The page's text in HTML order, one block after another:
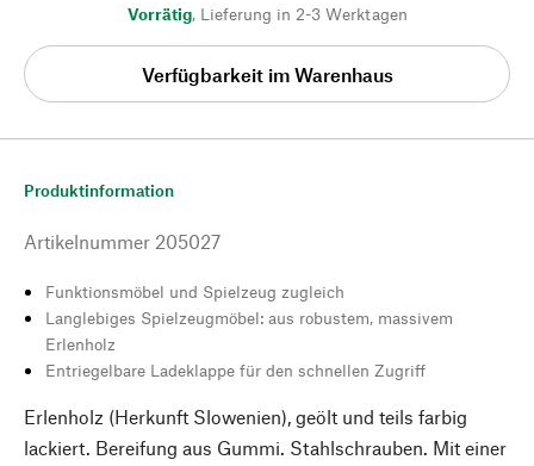
Vorrätig, Lieferung in 2-3 Werktagen
Verfügbarkeit im Warenhaus
Produktinformation
Artikelnummer 205027
Funktionsmöbel und Spielzeug zugleich
Langlebiges Spielzeugmöbel: aus robustem, massivem
Erlenholz
Entriegelbare Ladeklappe für den schnellen Zugriff
Erlenholz (Herkunft Slowenien), geölt und teils farbig
lackiert. Bereifung aus Gummi. Stahlschrauben. Mit einer